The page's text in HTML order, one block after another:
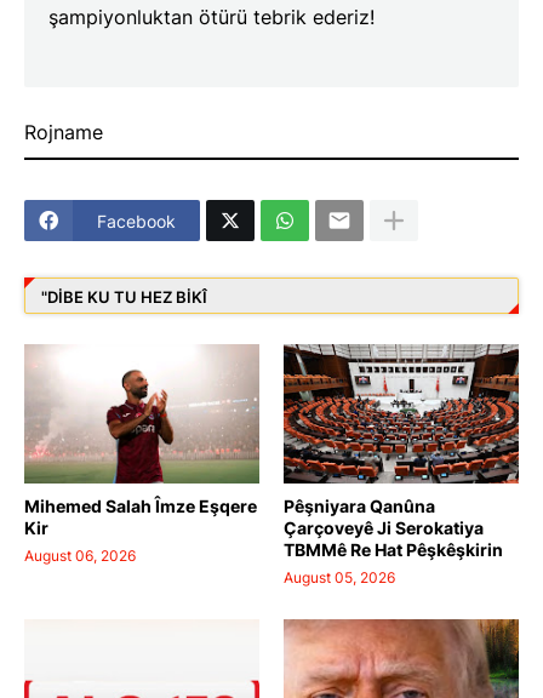
şampiyonluktan ötürü tebrik ederiz!
Rojname
Facebook
"DIBE KU TU HEZ BIKÎ
Mihemed Salah Îmze Eşqere
Kir
August 06, 2026
Pêşniyara Qanûna
Çarçoveyê Ji Serokatiya
TBMMê Re Hat Pêşkêşkirin
August 05, 2026